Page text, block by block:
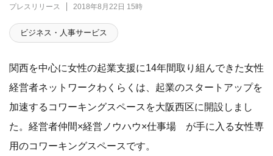
プレスリリース 2018年8月22日 15時
ビジネス・人事サービス
関西を中心に女性の起業支援に14年間取り組んできた女性
経営者ネットワークわくらくは、起業のスタートアップを
加速するコワーキングスペースを大阪西区に開設しまし
た。経営者仲間×経営ノウハウ×仕事場 が手に入る女性専
用のコワーキングスペースです。